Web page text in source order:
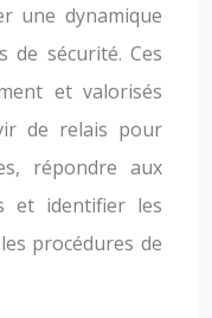
une dynamique
de sécurité. Ces
et valorisés
de relais pour
répondre aux
et identifier les
procédures de